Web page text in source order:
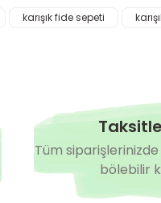
karışık fide sepeti
Tüm
bölebilir